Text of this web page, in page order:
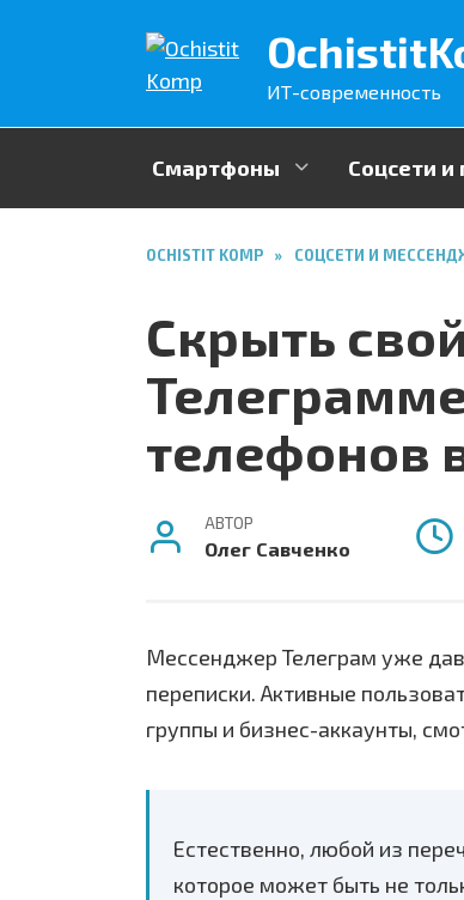
ИТ-современность
Смартфоны Соцсети
OCHISTIT KOMP » СОЦСЕТИ И
Скрыть
телефонов
АВТОР
Олег Савченко
Мессенджер Телеграм уже
переписки. Активные
группы и бизнес-аккаунты,
Естественно, любой из
которое может быть не